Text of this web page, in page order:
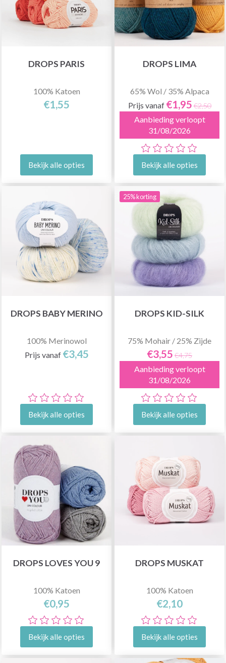
DROPS PARIS
100% Katoen
€1,55
Bekijk alle opties
DROPS LIMA
65% Wol / 35% Alpaca
Prijs vanaf €1,95 €2,50
Aanbieding verloopt
31/08/2026
Bekijk alle opties
DROPS BABY MERINO
100% Merinowol
Prijs vanaf €3,45
Bekijk alle opties
25% korting
DROPS KID-SILK
75% Mohair / 25% Zijde
€3,55 €4,75
Aanbieding verloopt
31/08/2026
Bekijk alle opties
DROPS LOVES YOU 9
100% Katoen
€0,95
Bekijk alle opties
DROPS MUSKAT
100% Katoen
€2,10
Bekijk alle opties